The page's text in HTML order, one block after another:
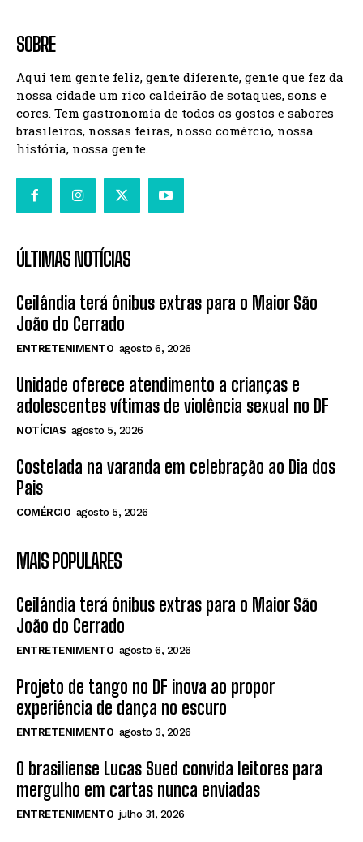
SOBRE
Aqui tem gente feliz, gente diferente, gente que fez da
nossa cidade um rico caldeirão de sotaques, sons e
cores. Tem gastronomia de todos os gostos e sabores
brasileiros, nossas feiras, nosso comércio, nossa
história, nossa gente.
ÚLTIMAS NOTÍCIAS
Ceilândia terá ônibus extras para o Maior São
João do Cerrado
ENTRETENIMENTO agosto 6, 2026
Unidade oferece atendimento a crianças e
adolescentes vítimas de violência sexual no DF
NOTÍCIAS agosto 5, 2026
Costelada na varanda em celebração ao Dia dos
Pais
COMÉRCIO agosto 5, 2026
MAIS POPULARES
Ceilândia terá ônibus extras para o Maior São
João do Cerrado
ENTRETENIMENTO agosto 6, 2026
Projeto de tango no DF inova ao propor
experiência de dança no escuro
ENTRETENIMENTO agosto 3, 2026
O brasiliense Lucas Sued convida leitores para
mergulho em cartas nunca enviadas
ENTRETENIMENTO julho 31, 2026